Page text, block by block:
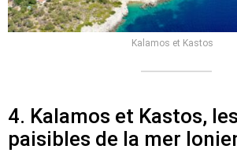
Kalamos et Kastos
4. Kalamos et Kastos,
paisibles de la mer